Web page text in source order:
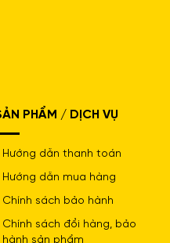
PHẨM / DỊCH VỤ
Hướng dẫn thanh toán
Hướng dẫn mua hàng
Chính sách bảo hành
Chính sách đổi hàng, bảo
hành sản phẩm